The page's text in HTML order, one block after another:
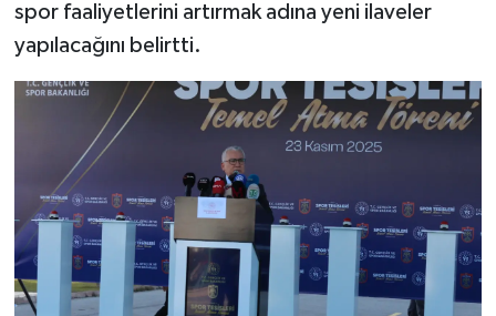
spor faaliyetlerini artırmak adına yeni ilaveler
yapılacağını belirtti.